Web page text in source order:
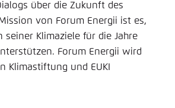
über die Zukunft des
von Forum Energii ist es,
seiner Klimaziele für die Jahre
Forum Energii wird
Klimastiftung und EUKI
Noch kein Benutzerkonto?